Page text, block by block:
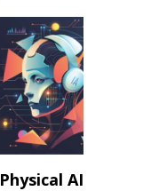
Physical AI